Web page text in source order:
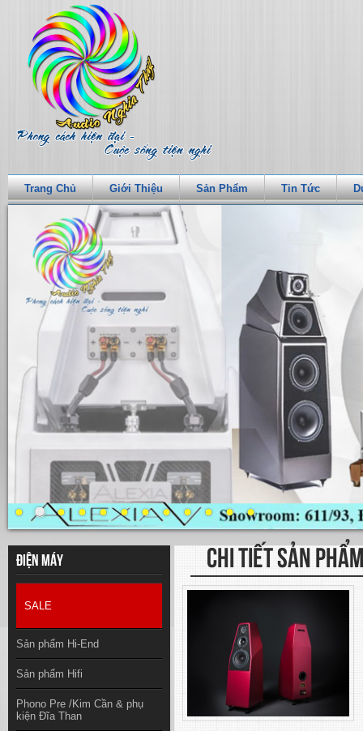
Trang Chủ Giới Thiệu Sản Phẩm Tin Tức
Điện máy
SALE
Sản phẩm Hi-End
Sản phẩm Hifi
Phono Pre /Kim Cần & phụ
kiện Đĩa Than
CHI TIẾT SẢN PHẨM